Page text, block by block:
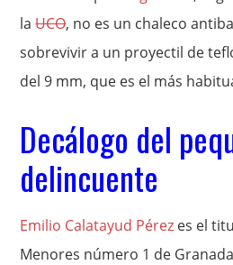
laUCO, no es un chaleco
sobrevivir a un proyectil de
del 9 mm, que es el más
Decálogo del
delincuente
Emilio Calatayud Pérez es el
Menores número 1 de